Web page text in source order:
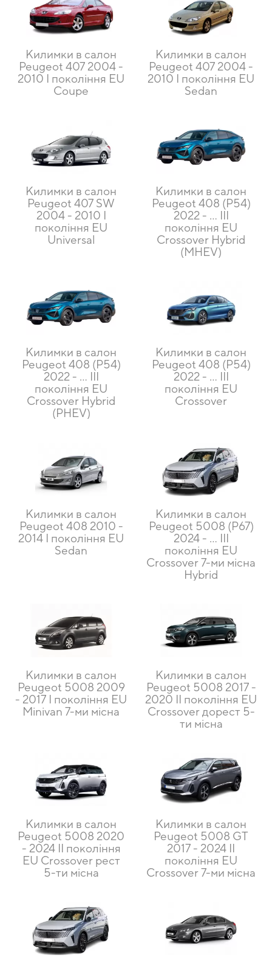
Килимки в салон
Peugeot 407 2004 -
2010 I покоління EU
Coupe
Килимки в салон
Peugeot 407 2004 -
2010 I покоління EU
Sedan
Килимки в салон
Peugeot 407 SW
2004 - 2010 I
покоління EU
Universal
Килимки в салон
Peugeot 408 (P54)
2022 - ... III
покоління EU
Crossover Hybrid
(MHEV)
Килимки в салон
Peugeot 408 (P54)
2022 - ... III
покоління EU
Crossover Hybrid
(PHEV)
Килимки в салон
Peugeot 408 (P54)
2022 - … III
покоління EU
Crossover
Килимки в салон
Peugeot 408 2010 -
2014 I покоління EU
Sedan
Килимки в салон
Peugeot 5008 (P67)
2024 - ... III
покоління EU
Crossover 7-ми місна
Hybrid
Килимки в салон
Peugeot 5008 2009
- 2017 I покоління EU
Minivan 7-ми місна
Килимки в салон
Peugeot 5008 2017 -
2020 II покоління EU
Crossover дорест 5-
ти місна
Килимки в салон
Peugeot 5008 2020
- 2024 II покоління
EU Crossover рест
5-ти місна
Килимки в салон
Peugeot 5008 GT
2017 - 2024 II
покоління EU
Crossover 7-ми місна